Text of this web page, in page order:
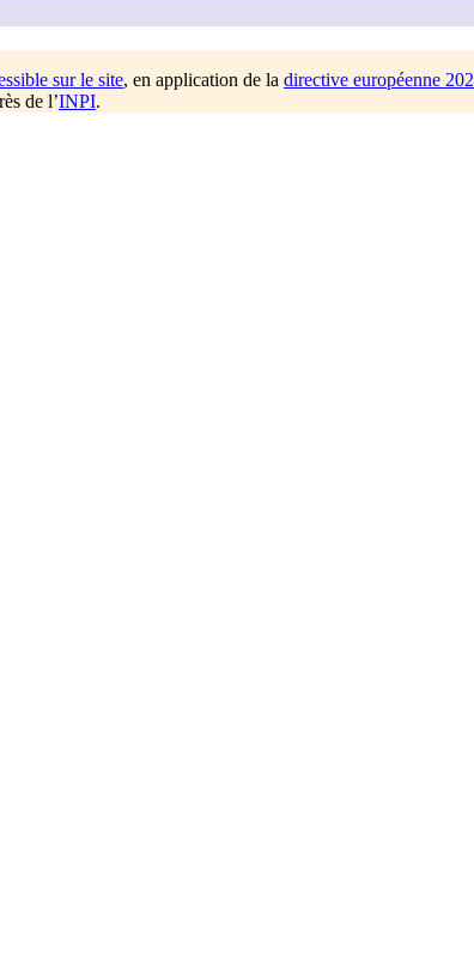
sur le site, en application de la directive européenne
de l’INPI.